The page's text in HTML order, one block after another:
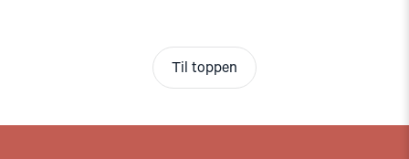
Til toppen